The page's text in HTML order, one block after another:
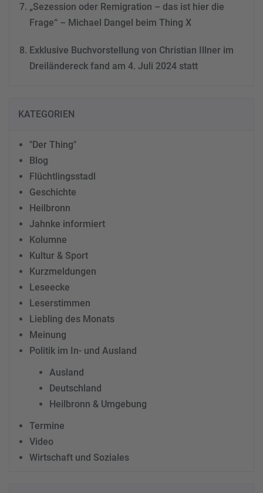
„Sezession oder Remigration – das ist hier die
Frage“ – Michael Dangel beim Thing X
Exklusive Buchvorstellung von Christian Illner im
Dreiländereck fand am 4. Juli 2024 statt
KATEGORIEN
"Der Thing"
Blog
Flüchtlingsstadl
Geschichte
Heilbronn
Jahnke informiert
Kolumne
Kultur & Sport
Kurzmeldungen
Leseecke
Leserstimmen
Liebling des Monats
Meinung
Politik im In- und Ausland
Ausland
Deutschland
Heilbronn & Umgebung
Termine
Video
Wirtschaft und Soziales